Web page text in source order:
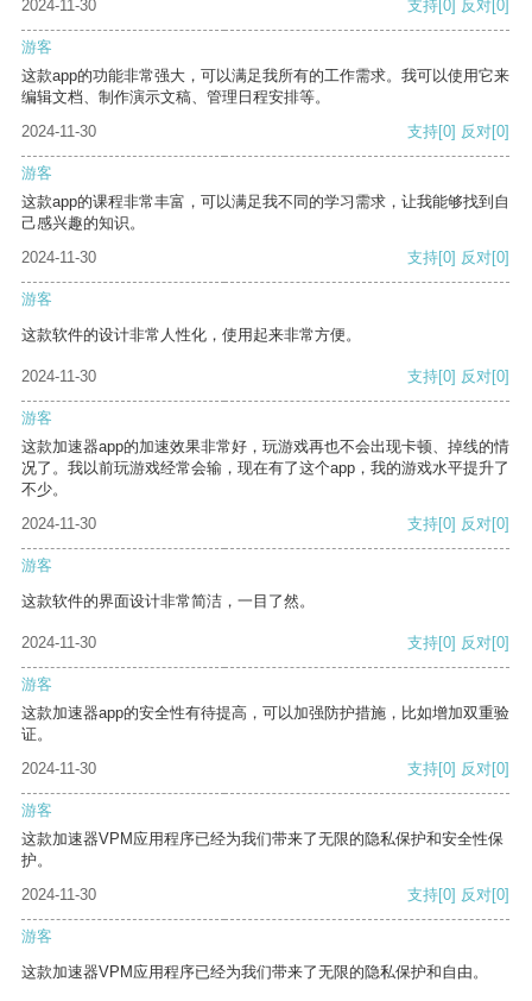
2024-11-30 支持[0] 反对[0]
游客
这款app的功能非常强大，可以满足我所有的工作需求。我可以使用它来
编辑文档、制作演示文稿、管理日程安排等。
2024-11-30
支持[0] 反对[0]
游客
这款app的课程非常丰富，可以满足我不同的学习需求，让我能够找到自
己感兴趣的知识。
2024-11-30
支持[0] 反对[0]
游客
这款软件的设计非常人性化，使用起来非常方便。
2024-11-30 支持[0] 反对[0]
游客
这款加速器app的加速效果非常好，玩游戏再也不会出现卡顿、掉线的情
况了。我以前玩游戏经常会输，现在有了这个app，我的游戏水平提升了
不少。
2024-11-30
支持[0] 反对[0]
游客
这款软件的界面设计非常简洁，一目了然。
2024-11-30 支持[0] 反对[0]
游客
这款加速器app的安全性有待提高，可以加强防护措施，比如增加双重验
证。
2024-11-30
支持[0] 反对[0]
游客
这款加速器VPM应用程序已经为我们带来了无限的隐私保护和安全性保
护。
2024-11-30
支持[0] 反对[0]
游客
这款加速器VPM应用程序已经为我们带来了无限的隐私保护和自由。